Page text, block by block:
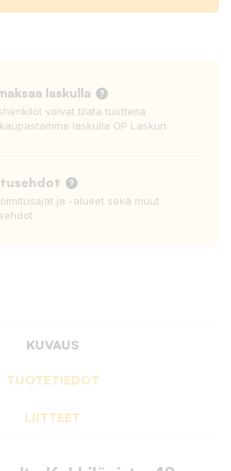
laskulla
voivat tilata tuotteita
laskulla OP Laskun
ja -alueet sekä muut
KUVAUS
TUOTETIEDOT
LIITTEET